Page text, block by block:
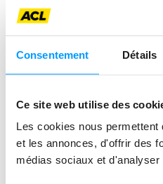
Consentement Détails
Ce site web utilise des
Les cookies nous
et les annonces, d'offrir des
médias sociaux et d'analyser
ÉGALEMENT
ACL Sport